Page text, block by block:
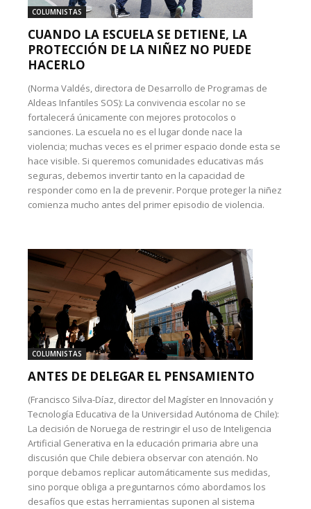
COLUMNISTAS
CUANDO LA ESCUELA SE DETIENE, LA
PROTECCIÓN DE LA NIÑEZ NO PUEDE
HACERLO
(Norma Valdés, directora de Desarrollo de Programas de
Aldeas Infantiles SOS): La convivencia escolar no se
fortalecerá únicamente con mejores protocolos o
sanciones. La escuela no es el lugar donde nace la
violencia; muchas veces es el primer espacio donde esta se
hace visible. Si queremos comunidades educativas más
seguras, debemos invertir tanto en la capacidad de
responder como en la de prevenir. Porque proteger la niñez
comienza mucho antes del primer episodio de violencia.
COLUMNISTAS
ANTES DE DELEGAR EL PENSAMIENTO
(Francisco Silva-Díaz, director del Magíster en Innovación y
Tecnología Educativa de la Universidad Autónoma de Chile):
La decisión de Noruega de restringir el uso de Inteligencia
Artificial Generativa en la educación primaria abre una
discusión que Chile debiera observar con atención. No
porque debamos replicar automáticamente sus medidas,
sino porque obliga a preguntarnos cómo abordamos los
desafíos que estas herramientas suponen al sistema